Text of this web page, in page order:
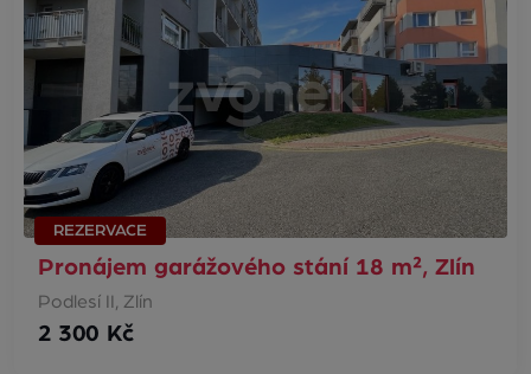
REZERVACE
Pronájem garážového stání 18 m², Zlín
Podlesí II, Zlín
2 300 Kč